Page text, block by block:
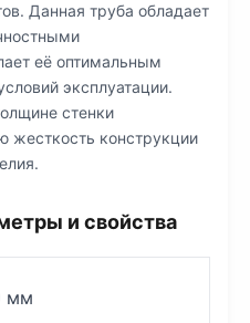
Данная труба обладает
её оптимальным
эксплуатации.
стенки
жесткость конструкции
и свойства
мм